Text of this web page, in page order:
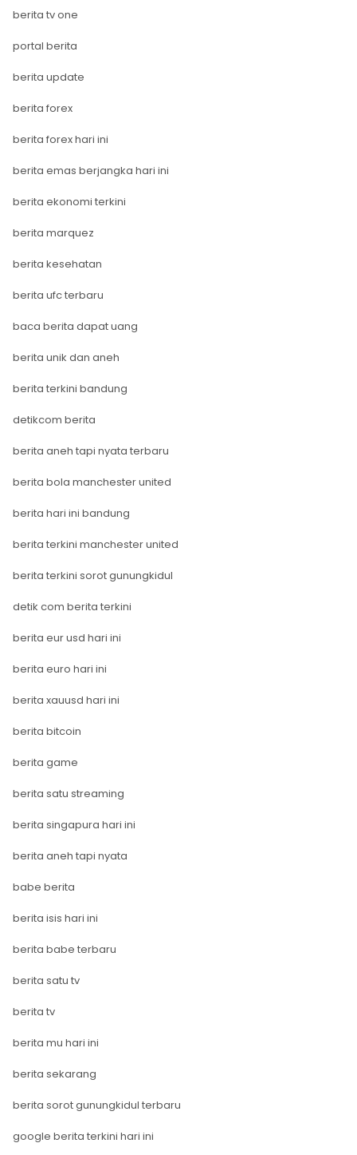
berita tv one
portal berita
berita update
berita forex
berita forex hari ini
berita emas berjangka hari ini
berita ekonomi terkini
berita marquez
berita kesehatan
berita ufc terbaru
baca berita dapat uang
berita unik dan aneh
berita terkini bandung
detikcom berita
berita aneh tapi nyata terbaru
berita bola manchester united
berita hari ini bandung
berita terkini manchester united
berita terkini sorot gunungkidul
detik com berita terkini
berita eur usd hari ini
berita euro hari ini
berita xauusd hari ini
berita bitcoin
berita game
berita satu streaming
berita singapura hari ini
berita aneh tapi nyata
babe berita
berita isis hari ini
berita babe terbaru
berita satu tv
berita tv
berita mu hari ini
berita sekarang
berita sorot gunungkidul terbaru
google berita terkini hari ini